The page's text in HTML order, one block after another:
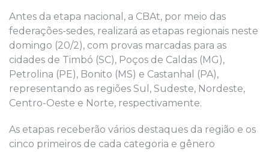
Antes da etapa nacional, a CBAt, por meio das
federações-sedes, realizará as etapas regionais neste
domingo (20/2), com provas marcadas para as
cidades de Timbó (SC), Poços de Caldas (MG),
Petrolina (PE), Bonito (MS) e Castanhal (PA),
representando as regiões Sul, Sudeste, Nordeste,
Centro-Oeste e Norte, respectivamente.
As etapas receberão vários destaques da região e os
cinco primeiros de cada categoria e gênero